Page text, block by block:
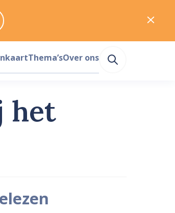
het
Thema’sOver ons